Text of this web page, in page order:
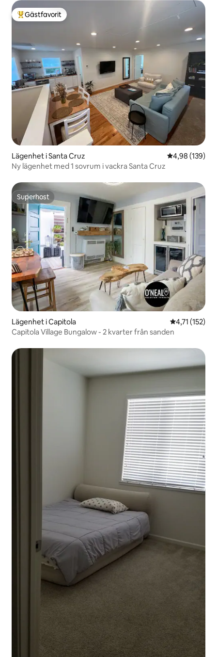
Populär gästfavorit
Gästfavorit
Lägenhet i Santa Cruz 4,98 av 5 i
4,98 (139)
Ny lägenhet med 1 sovrum i vackra Santa Cruz
Superhost
Superhost
Lägenhet i Capitola 4,71 av 5 i
4,71 (152)
Capitola Village Bungalow - 2 kvarter från sanden